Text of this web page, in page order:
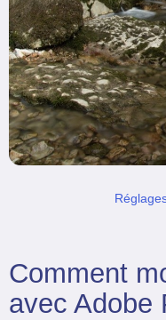
Comment
avec Adobe